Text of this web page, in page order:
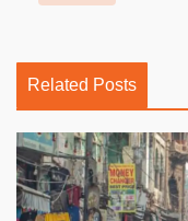
Related Posts